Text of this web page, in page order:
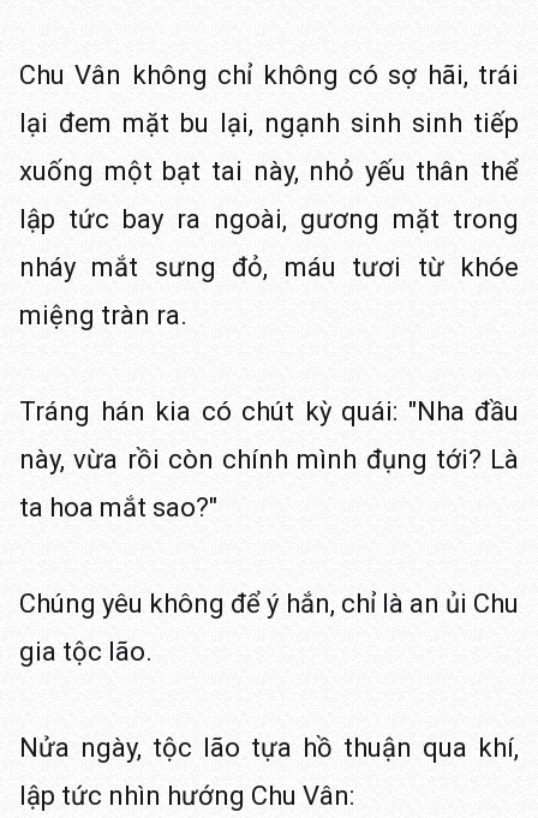
Chu Vân không chỉ không có sợ hãi, trái
lại đem mặt bu lại, ngạnh sinh sinh tiếp
xuống một bạt tai này, nhỏ yếu thân thể
lập tức bay ra ngoài, gương mặt trong
nháy mắt sưng đỏ, máu tươi từ khóe
miệng tràn ra.
Tráng hán kia có chút kỳ quái: "Nha đầu
này, vừa rồi còn chính mình đụng tới? Là
ta hoa mắt sao?"
Chúng yêu không để ý hắn, chỉ là an ủi Chu
gia tộc lão.
Nửa ngày, tộc lão tựa hồ thuận qua khí,
lập tức nhìn hướng Chu Vân: